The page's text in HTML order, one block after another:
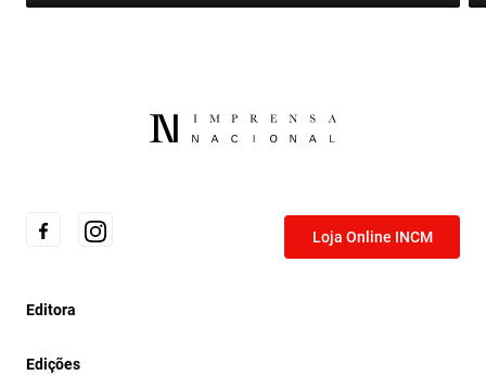
Loja Online INCM
Editora
Edições